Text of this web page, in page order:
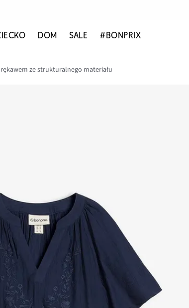
DOM SALE #BONPRIX
ze strukturalnego materiału